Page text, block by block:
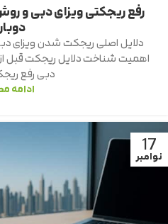
رفع ریجکتی ویزای دبی و
دلایل اصلی ریجکت شدن ویزای
اهمیت شناخت دلایل ریجکت قبل
دبی رفع
ادامه
17
نوامبر